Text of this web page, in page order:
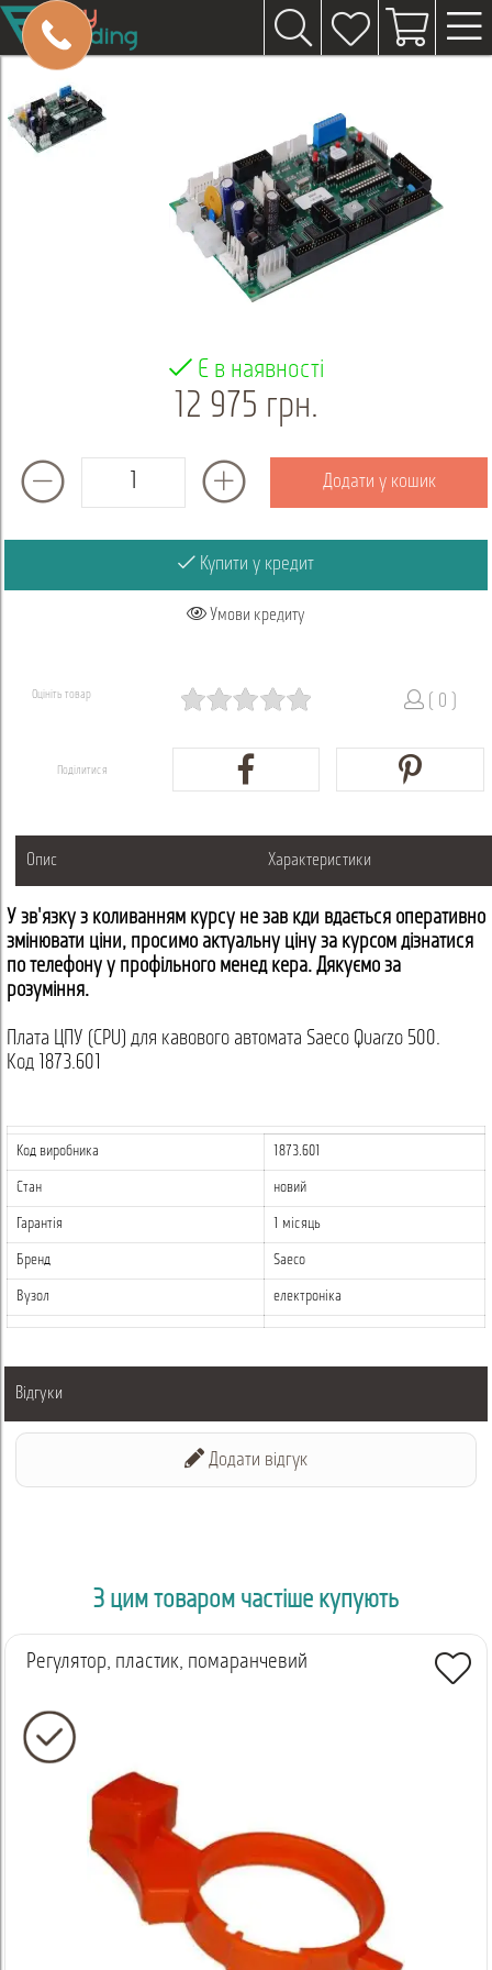
Є в наявності
12 975 грн.
Додати у кошик
Купити у кредит
Умови кредиту
Оцініть товар ( 0 )
Поділитися
Опис Характеристики
У зв'язку з коливанням курсу не завжди вдається оперативно
змінювати ціни, просимо актуальну ціну за курсом дізнатися
по телефону у профільного менеджера. Дякуємо за
розуміння.
Плата ЦПУ (CPU) для кавового автомата Saeco Quarzo 500.
Код 1873.601
Код виробника 1873.601
Стан новий
Гарантія 1 місяць
Бренд Saeco
Вузол електроніка
Відгуки
Додати відгук
З цим товаром частіше купують
Регулятор, пластик, помаранчевий